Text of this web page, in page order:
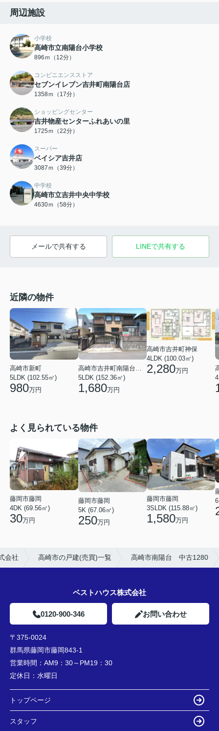
周辺施設
小学校
高崎市立南陽台小学校
896ｍ（12分）
コンビニエンスストア
セブンイレブン吉井町南陽台店
1358ｍ（17分）
ショッピングセンター
吉井物産センターふれあいの里
1725ｍ（22分）
スーパー
ベイシア吉井店
3087ｍ（39分）
中学校
高崎市立吉井中央中学校
4630ｍ（58分）
メールで共有する LINEで共有する
近隣の物件
高崎市新町
5LDK (102.55㎡)
980万円
高崎市吉井町南陽台１丁目
5LDK (152.36㎡)
1,680万円
高崎市吉井町神保
4LDK (100.03㎡)
2,280万円
よく見られている物件
藤岡市藤岡
4DK (69.56㎡)
30万円
藤岡市藤岡
5K (67.06㎡)
250万円
藤岡市藤岡
3SLDK (115.88㎡)
1,580万円
会社 高崎市の戸建(売買)一覧 高崎市南陽台 中古1280
ベストハウス株式会社
0120-900-346 お問い合わせ
〒375-0024
群馬県藤岡市藤岡843-1
営業時間： AM9：30～PM19：30
定休日： 水曜日
トップページ
スタッフ